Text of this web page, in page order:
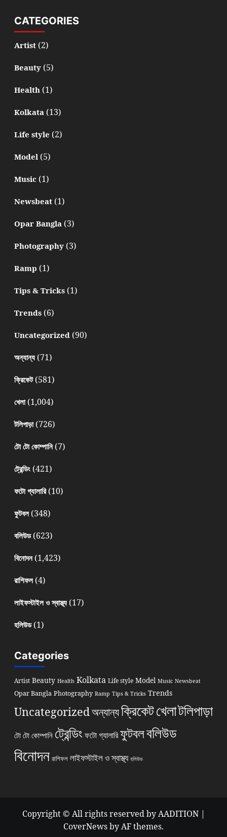
CATEGORIES
Artist(2)
Beauty(5)
Health(1)
Kolkata(13)
Life style (2)
Model(5)
Music(1)
Newsbeat(1)
Opar Bangla(3)
Photography(3)
Ramp (1)
Tips & Tricks(1)
Trends(6)
Uncategorized(90)
অন্যান্য(71)
ক্রিকেট(581)
খেলা(1,004)
টলিপাড়া(726)
টো টো কোম্পানি(7)
ট্রেন্ডিং(421)
ফটো গ্যালারি(10)
ফুটবল(348)
বলিউড(623)
বিনোদন(1,423)
রাশিফল(4)
লাইফস্টাইল ও স্বাস্থ্য(17)
হলিউড(1)
Categories
Artist Beauty Health Kolkata Life style Model Music Newsbeat
Opar Bangla Photography Ramp Tips & Tricks Trends
Uncategorizedঅন্যান্যক্রিকেটখেলাটলিপাড়া
টো টো কোম্পানি ট্রেন্ডিং ফটো গ্যালারি ফুটবলবলিউড
বিনোদন রাশিফল লাইফস্টাইল ও স্বাস্থ্য হলিউড
Copyright © All rights reserved by AADITION |
CoverNewsby AF themes.